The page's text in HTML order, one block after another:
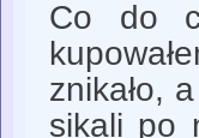
Co do
znikało,
sikali po